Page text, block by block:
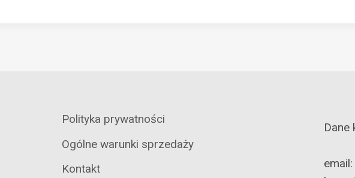
Polityka prywatności
Ogólne warunki sprzedaży
Kontakt
Dane
email: